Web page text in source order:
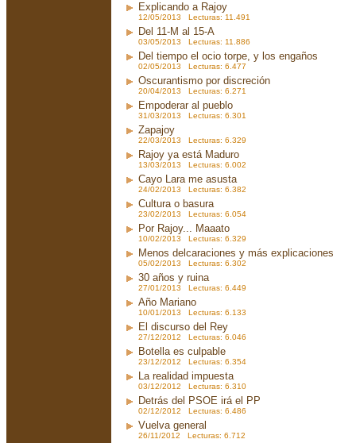
Explicando a Rajoy
12/05/2013 Lecturas: 11.491
Del 11-M al 15-A
03/05/2013 Lecturas: 11.886
Del tiempo el ocio torpe, y los engaños
02/05/2013 Lecturas: 6.477
Oscurantismo por discreción
20/04/2013 Lecturas: 6.271
Empoderar al pueblo
31/03/2013 Lecturas: 6.301
Zapajoy
22/03/2013 Lecturas: 6.329
Rajoy ya está Maduro
13/03/2013 Lecturas: 6.002
Cayo Lara me asusta
24/02/2013 Lecturas: 6.382
Cultura o basura
23/02/2013 Lecturas: 6.054
Por Rajoy... Maaato
10/02/2013 Lecturas: 6.329
Menos delcaraciones y más explicaciones
05/02/2013 Lecturas: 6.302
30 años y ruina
27/01/2013 Lecturas: 6.449
Año Mariano
10/01/2013 Lecturas: 6.133
El discurso del Rey
27/12/2012 Lecturas: 6.046
Botella es culpable
23/12/2012 Lecturas: 6.354
La realidad impuesta
03/12/2012 Lecturas: 6.310
Detrás del PSOE irá el PP
02/12/2012 Lecturas: 6.486
Vuelva general
26/11/2012 Lecturas: 6.712